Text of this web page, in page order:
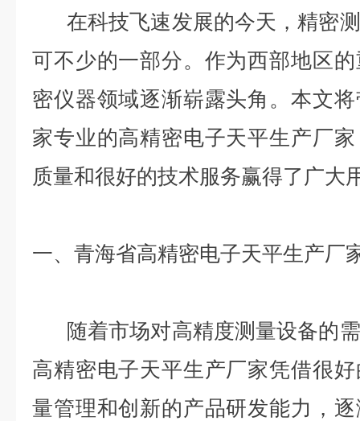
在科技飞速发展的今天，精密
可不少的一部分。作为西部地区
密仪器领域逐渐崭露头角。本文
家专业的高精密电子天平生产厂
质量和很好的技术服务赢得了广大
一、青海省高精密电子天平生产厂
随着市场对高精度测量设备的
高精密电子天平生产厂家凭借很
量管理和创新的产品研发能力，